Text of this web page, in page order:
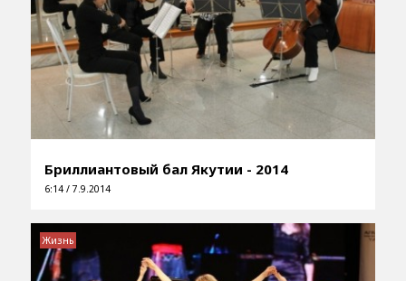
Бриллиантовый бал Якутии - 2014
6:14 / 7.9.2014
Жизнь